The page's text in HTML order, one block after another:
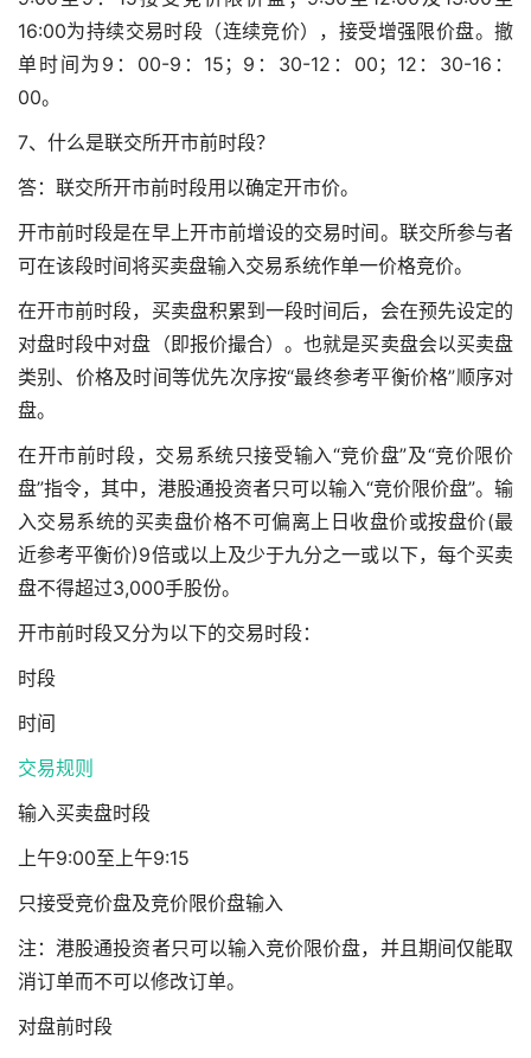
16:00为持续交易时段（连续竞价），接受增强限价盘。撤
单时间为9：00-9：15；9：30-12：00；12：30-16：
00。
7、什么是联交所开市前时段？
答：联交所开市前时段用以确定开市价。
开市前时段是在早上开市前增设的交易时间。联交所参与者
可在该段时间将买卖盘输入交易系统作单一价格竞价。
在开市前时段，买卖盘积累到一段时间后，会在预先设定的
对盘时段中对盘（即报价撮合）。也就是买卖盘会以买卖盘
类别、价格及时间等优先次序按“最终参考平衡价格”顺序对
盘。
在开市前时段，交易系统只接受输入“竞价盘”及“竞价限价
盘”指令，其中，港股通投资者只可以输入“竞价限价盘”。输
入交易系统的买卖盘价格不可偏离上日收盘价或按盘价(最
近参考平衡价)9倍或以上及少于九分之一或以下，每个买卖
盘不得超过3,000手股份。
开市前时段又分为以下的交易时段：
时段
时间
交易规则
输入买卖盘时段
上午9:00至上午9:15
只接受竞价盘及竞价限价盘输入
注：港股通投资者只可以输入竞价限价盘，并且期间仅能取
消订单而不可以修改订单。
对盘前时段